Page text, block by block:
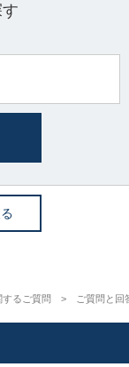
するご質問 ご質問と回